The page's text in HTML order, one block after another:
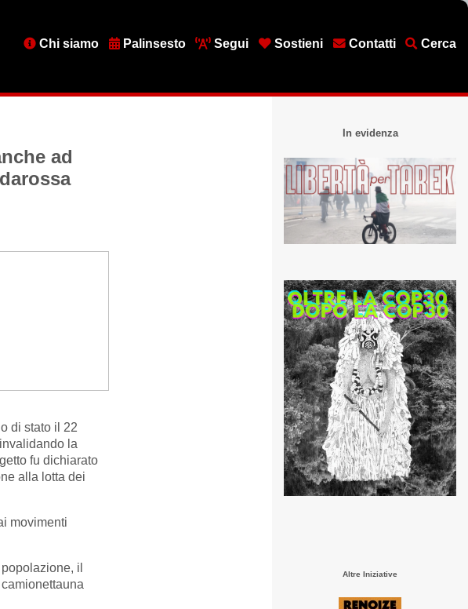
MenuChi siamo Palinsesto Segui Sostieni Contatti Cerca
ad
di stato il 22
la
fu dichiarato
alla lotta dei
movimenti
il
In evidenza
Altre Iniziative